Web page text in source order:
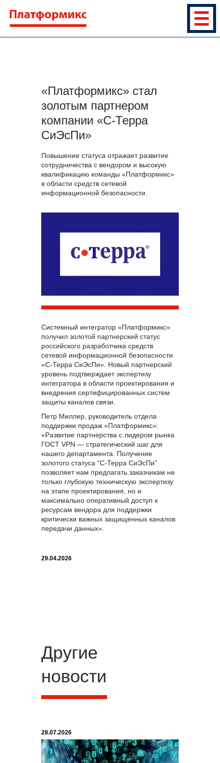
«Платформикс» стал
золотым партнером
компании «С-Терра
СиЭсПи»
Повышение статуса отражает развитие
сотрудничества с вендором и высокую
квалификацию команды «Платформикс»
в области средств сетевой
информационной безопасности.
29.04.2026
Системный интегратор «Платформикс»
получил золотой партнерский статус
российского разработчика средств
сетевой информационной безопасности
«С-Терра СиЭсПи». Новый партнерский
уровень подтверждает экспертизу
интегратора в области проектирования и
внедрения сертифицированных систем
защиты каналов связи.
Петр Миллер, руководитель отдела
поддержки продаж «Платформикс»:
«Развитие партнерства с лидером рынка
ГОСТ VPN — стратегический шаг для
нашего департамента. Получение
золотого статуса “С-Терра СиЭсПи”
позволяет нам предлагать заказчикам не
только глубокую техническую экспертизу
на этапе проектирования, но и
максимально оперативный доступ к
ресурсам вендора для поддержки
критически важных защищенных каналов
передачи данных».
Другие
новости
28.07.2026